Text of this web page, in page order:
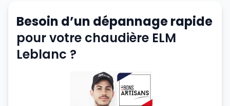
Besoin d’un dépannage rapide
pour votre chaudière ELM
Leblanc ?